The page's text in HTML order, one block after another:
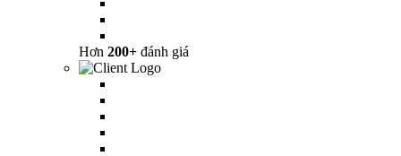
Hơn 200+ đánh giá